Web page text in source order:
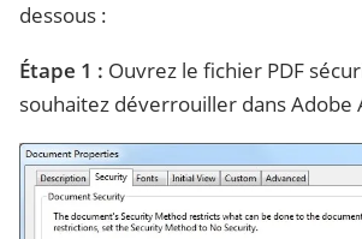
dessous :
Étape 1 : Ouvrez le fichier PDF
souhaitez déverrouiller dans Adobe